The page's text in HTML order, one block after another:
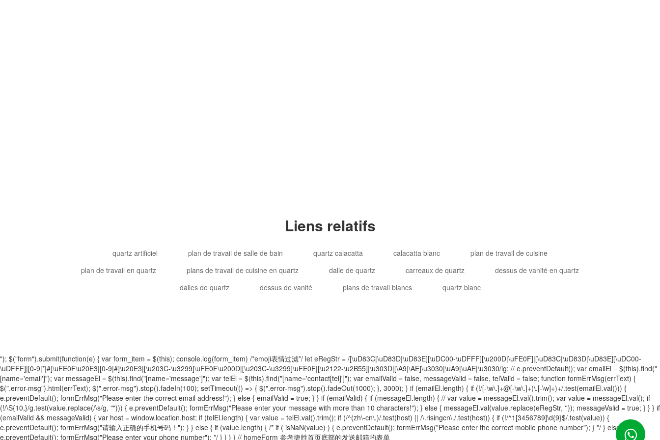
Liens relatifs
quartz artificiel plan de travail de salle de bain quartz calacatta calacatta blanc
plan de travail de cuisine
plan de travail en quartz
plans de travail de cuisine en quartz dalle de quartz carreaux de quartz
dessus de vanité en quartz
dalles de quartz
dessus de vanité plans de travail blancs quartz blanc
"); $("form").submit(function(e) { var form_item = $(this); console.log(form_item) /*emoji表情过滤*/ let eRegStr = /[\uD83C|\uD83D|\uD83E][\uDC00-\uDFFF][\u200D|\uFE0F]|[\uD83C|\uD83D|\uD83E][\uDC00-
\uDFFF]|[0-9|*|#]\uFE0F\u20E3|[0-9|#]\u20E3|[\u203C-\u3299]\uFE0F\u200D|[\u203C-\u3299]\uFE0F|[\u2122-\u2B55]|\u303D|[\A9|\AE]\u3030|\uA9|\uAE|\u3030/ig; // e.preventDefault(); var emailEl = $(this).find("
[name='email']"); var messageEl = $(this).find("[name='message']"); var telEl = $(this).find("[name='contact[tel]']"); var emailValid = false, messageValid = false, telValid = false; function formErrMsg(errText) {
$(".error-msg").html(errText); $(".error-msg").stop().fadeIn(100); setTimeout(() => { $(".error-msg").stop().fadeOut(1000); }, 3000); } if (emailEl.length) { if (!/[-\w\.]+@[-\w\.]+(\.[-\w]+)+/.test(emailEl.val())) {
e.preventDefault(); formErrMsg("Please enter the correct email address!"); } else { emailValid = true; } } if (emailValid) { if (messageEl.length) { // var value = messageEl.val().trim(); var value = messageEl.val(); if
(!/\S{10,}/g.test(value.replace(/\s/g, ""))) { e.preventDefault(); formErrMsg("Please enter your message with more than 10 characters!"); } else { messageEl.val(value.replace(eRegStr, '')); messageValid = true; } } } if
(emailValid && messageValid) { var host = window.location.host; if (telEl.length) { var value = telEl.val().trim(); if (/^(zh\-cn\.)/.test(host) || /\.risingcn\./.test(host)) { if (!/^1[3456789]\d{9}$/.test(value)) {
e.preventDefault(); formErrMsg("请输入正确的手机号码！"); } } else { if (value.length) { /* if ( isNaN(value) ) { e.preventDefault(); formErrMsg("Please enter the correct mobile phone number"); } */ } else { /*
e.preventDefault(); formErrMsg("Please enter your phone number"); */ } } } } // homeForm 参考捷胜首页底部的发送邮箱的表单